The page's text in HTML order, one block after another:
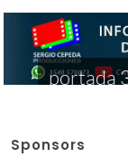
portada
Sponsors